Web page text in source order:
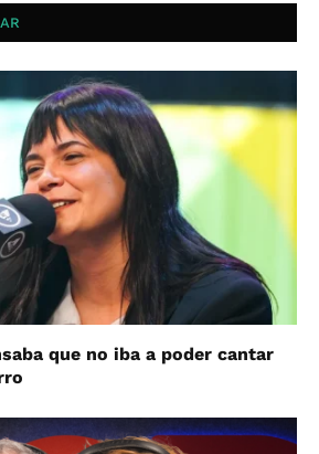
que no iba a poder cantar